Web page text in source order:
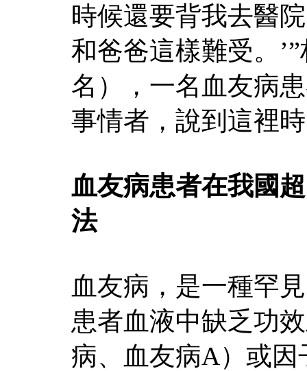
時候還要背我去醫
和爸爸這樣難受。
名），一名血友病
事情者，說到這裡
血友病患者在我國
法
血友病，是一種罕
患者血液中缺乏功
病、血友病A）或